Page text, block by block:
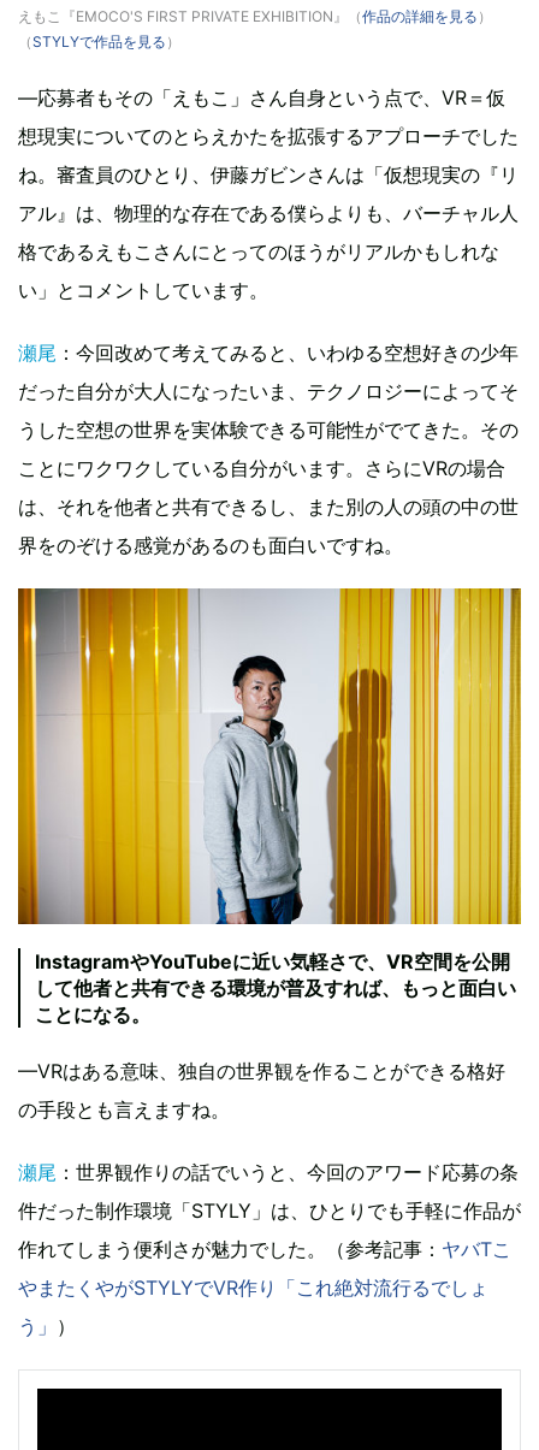
えもこ『EMOCO'S FIRST PRIVATE EXHIBITION』（作品の詳細を見る ）
（STYLYで作品を見る ）
—応募者もその「えもこ」さん自身という点で、VR＝仮
想現実についてのとらえかたを拡張するアプローチでした
ね。審査員のひとり、伊藤ガビンさんは「仮想現実の『リ
アル』は、物理的な存在である僕らよりも、バーチャル人
格であるえもこさんにとってのほうがリアルかもしれな
い」とコメントしています。
瀬尾 ：今回改めて考えてみると、いわゆる空想好きの少年
だった自分が大人になったいま、テクノロジーによってそ
うした空想の世界を実体験できる可能性がでてきた。その
ことにワクワクしている自分がいます。さらにVRの場合
は、それを他者と共有できるし、また別の人の頭の中の世
界をのぞける感覚があるのも面白いですね。
InstagramやYouTubeに近い気軽さで、VR空間を公開
して他者と共有できる環境が普及すれば、もっと面白い
ことになる。
—VRはある意味、独自の世界観を作ることができる格好
の手段とも言えますね。
瀬尾 ：世界観作りの話でいうと、今回のアワード応募の条
件だった制作環境「STYLY」は、ひとりでも手軽に作品が
作れてしまう便利さが魅力でした。（参考記事： ヤバTこ
やまたくやがSTYLYでVR作り「これ絶対流行るでしょ
う」 ）